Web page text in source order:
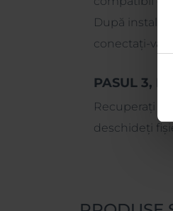
După
conectați-vă
PASUL 3,
Recuperați
deschideți